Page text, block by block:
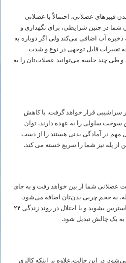
فیبرهای عضلانی، احتمالاً با عضلاتی
در چنین شرایطی، برای نگهداری و
آب اضافی می‌کند ولی اگر دوباره به
تغییرات قابل توجهی در نوع و شدت
طی چند جلسه می‌توانید عضلات‌تان را به
سراشیبی قرار خواهد گرفت. با کاهش
سوخت سلولی را به عهده دارند، توان
مهم در آمادگی بدنی هستند را از دست
از پله نیز شما را سریع خسته می کند.
عضلانی شما از بین خواهد رفت و به جای
به حجم چربی بدن‌تان اضافه می‌شود.
ممکن است بیشتر از پیش دچار استرس بشوید و با اختلال در روند زندگی ۲۴
به یک چالش تبدیل شود.
در این حالت،علاوه بر اینکه کالری